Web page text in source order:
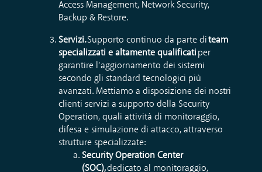
Access Management, Network Security,
Backup & Restore.
Servizi.Supporto continuo da parte diteam
specializzati e altamente qualificati per
garantire l’aggiornamento dei sistemi
secondo gli standard tecnologici più
avanzati. Mettiamo a disposizione dei nostri
clienti servizi a supporto della Security
Operation, quali attività di monitoraggio,
difesa e simulazione di attacco, attraverso
strutture specializzate:
Security Operation Center
(SOC),dedicato al monitoraggio,